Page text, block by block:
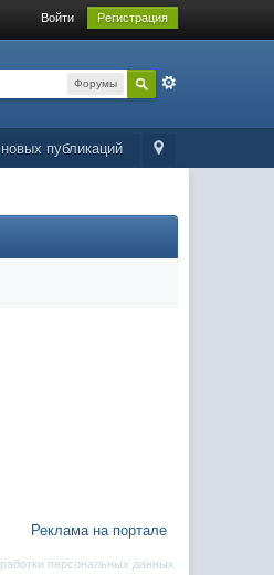
Войти Регистрация
Форумы
публикаций
Реклама на портале
персональных данных